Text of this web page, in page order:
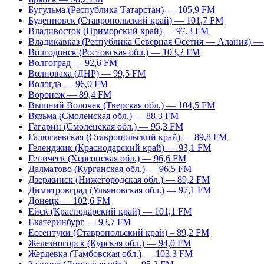
Бугульма (Республика Татарстан) — 105,9 FM
Буденновск (Ставропольский край) — 101,7 FM
Владивосток (Приморский край) — 97,3 FM
Владикавказ (Республика Северная Осетия — Алания)
Волгодонск (Ростовская обл.) — 103,2 FM
Волгоград — 92,6 FM
Волноваха (ДНР) — 99,5 FM
Вологда — 96,0 FM
Воронеж — 89,4 FM
Вышний Волочек (Тверская обл.) — 104,5 FM
Вязьма (Смоленская обл.) — 88,3 FM
Гагарин (Смоленская обл.) — 95,3 FM
Галюгаевская (Ставропольский край) — 89,8 FM
Геленджик (Краснодарский край) — 93,1 FM
Геническ (Херсонская обл.) — 96,6 FM
Далматово (Курганская обл.) — 96,5 FM
Дзержинск (Нижегородская обл.) — 89,2 FM
Димитровград (Ульяновская обл.) — 97,1 FM
Донецк — 102,6 FM
Ейск (Краснодарский край) — 101,1 FM
Екатеринбург — 93,7 FM
Ессентуки (Ставропольский край) – 89,2 FM
Железногорск (Курская обл.) — 94,0 FM
Жердевка (Тамбовская обл.) — 103,3 FM